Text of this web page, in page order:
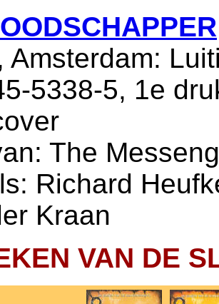
Amsterdam:
5338-5, 1e
The
Richard
Kraan
VAN DE